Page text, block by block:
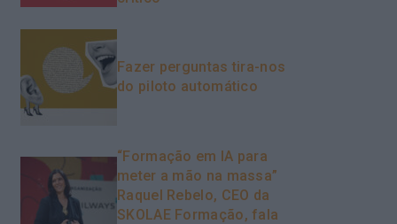
Fazer perguntas tira-nos
do piloto automático
“Formação em IA para
meter a mão na massa”
Raquel Rebelo, CEO da
SKOLAE Formação, fala